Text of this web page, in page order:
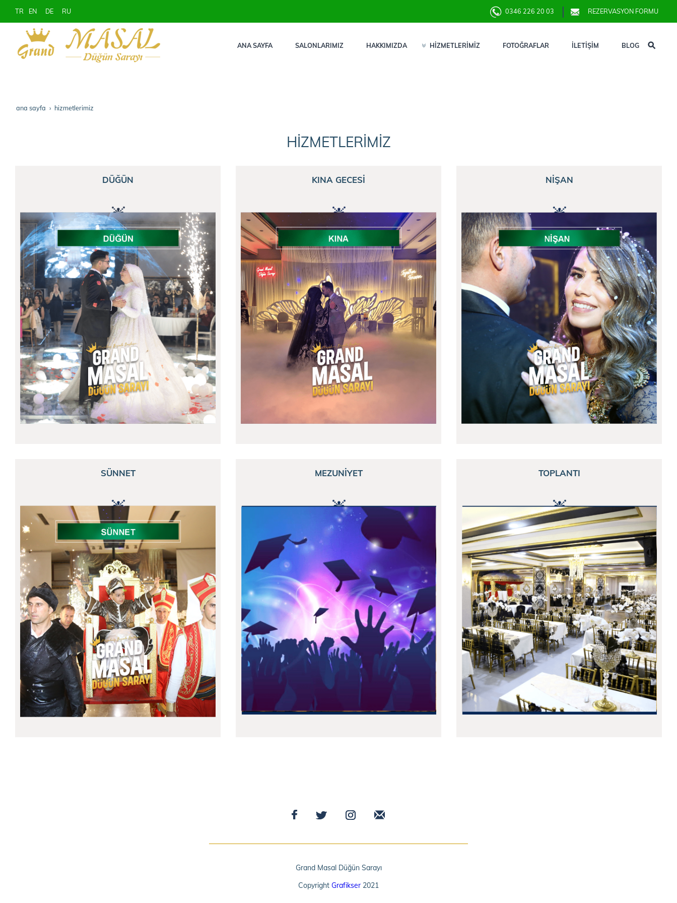
0346 226 20 03 REZERVASYON FORMU
TR EN DE RU
ANA SAYFA SALONLARIMIZ HAKKIMIZDA HİZMETLERİMİZ FOTOĞRAFLAR İLETİŞİM BLOG
ana sayfa hi̇zmetleri̇mi̇z
HİZMETLERİMİZ
DÜĞÜN KINA GECESİ NİŞAN
SÜNNET MEZUNİYET TOPLANTI
Grand Masal Düğün Sarayı
Copyright Grafikser 2021